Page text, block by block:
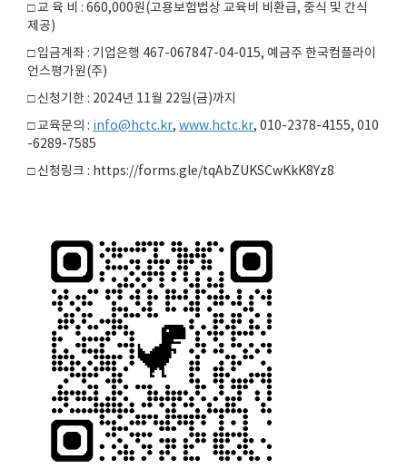
□ 교 육 비 : 660,000원(고용보험법상 교육비 비환급, 중식 및 간식
제공)
□ 입금계좌 : 기업은행 467-067847-04-015, 예금주 한국컴플라이
언스평가원(주)
□ 신청기한 : 2024년 11월 22일(금)까지
□ 교육문의 : info@hctc.kr, www.hctc.kr, 010-2378-4155, 010
-6289-7585
□ 신청링크 : https://forms.gle/tqAbZUKSCwKkK8Yz8